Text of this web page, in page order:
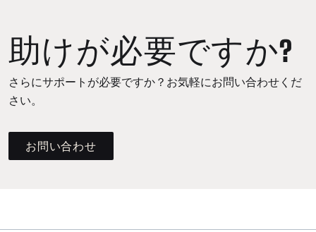
助けが必要ですか?
さらにサポートが必要ですか？お気軽にお問い合わせくだ
さい。
お問い合わせ